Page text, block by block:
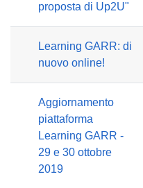
proposta di Up2U"
Learning GARR: di
nuovo online!
Aggiornamento
piattaforma
Learning GARR -
29 e 30 ottobre
2019